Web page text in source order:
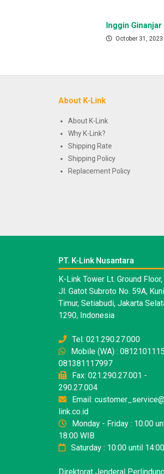
Inggin Ginanjar
October 31, 2023
About K-Link
About K-Link
Why K-Link?
Shipping Rate
Shipping Policy
Replacement Policy
PT. K-Link Nusantara
K-Link Tower Lt. Ground
Jl. Gatot Subroto No. 59A,
Timur, Setiabudi, Jakarta
1290, Indonesia
Tel: 021.290.27.000
Mobile (WA) :
081381117997
Fax: 021.290.27.001 -
290.27.004
Email:
link.co.id
Monday - Friday : 10:00
18:00 WIB
Saturday : 10:00 until
Direktorat Jenderal